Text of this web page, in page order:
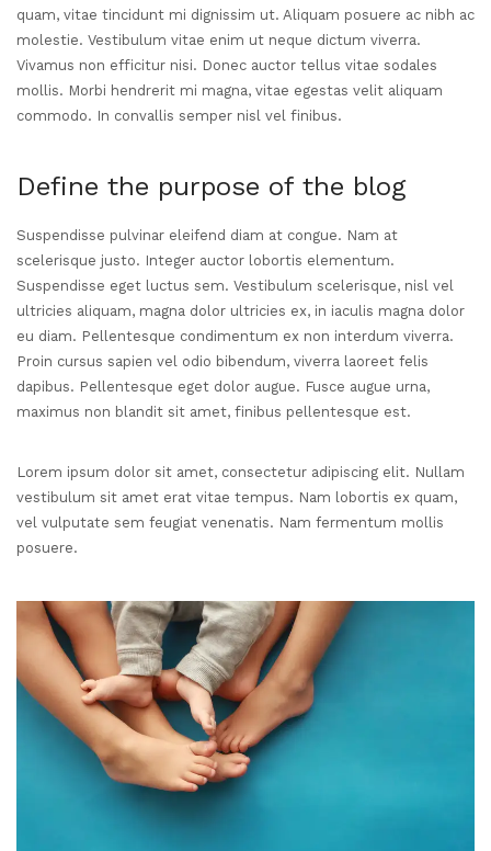
quam, vitae tincidunt mi dignissim ut. Aliquam posuere ac nibh ac
molestie. Vestibulum vitae enim ut neque dictum viverra.
Vivamus non efficitur nisi. Donec auctor tellus vitae sodales
mollis. Morbi hendrerit mi magna, vitae egestas velit aliquam
commodo. In convallis semper nisl vel finibus.
Define the purpose of the blog
Suspendisse pulvinar eleifend diam at congue. Nam at
scelerisque justo. Integer auctor lobortis elementum.
Suspendisse eget luctus sem. Vestibulum scelerisque, nisl vel
ultricies aliquam, magna dolor ultricies ex, in iaculis magna dolor
eu diam. Pellentesque condimentum ex non interdum viverra.
Proin cursus sapien vel odio bibendum, viverra laoreet felis
dapibus. Pellentesque eget dolor augue. Fusce augue urna,
maximus non blandit sit amet, finibus pellentesque est.
Lorem ipsum dolor sit amet, consectetur adipiscing elit. Nullam
vestibulum sit amet erat vitae tempus. Nam lobortis ex quam,
vel vulputate sem feugiat venenatis. Nam fermentum mollis
posuere.